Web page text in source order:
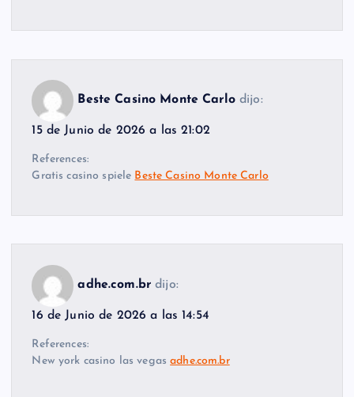
Beste Casino Monte Carlo dijo:
15 de Junio de 2026 a las 21:02
References:
Gratis casino spiele Beste Casino Monte Carlo
adhe.com.br dijo:
16 de Junio de 2026 a las 14:54
References:
New york casino las vegasadhe.com.br